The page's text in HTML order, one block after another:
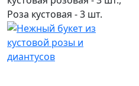
Роза кустовая - 3 шт.